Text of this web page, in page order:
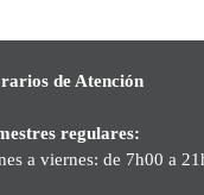
de Atención
regulares:
a viernes: de 7h00 a